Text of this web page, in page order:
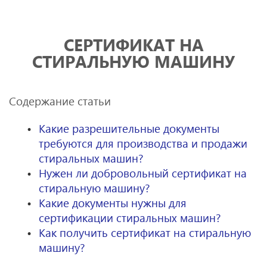
СЕРТИФИКАТ НА
СТИРАЛЬНУЮ МАШИНУ
Содержание статьи
Какие разрешительные документы
требуются для производства и продажи
стиральных машин?
Нужен ли добровольный сертификат на
стиральную машину?
Какие документы нужны для
сертификации стиральных машин?
Как получить сертификат на стиральную
машину?